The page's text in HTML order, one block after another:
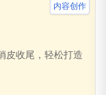
皮收尾，轻松打造
内容创作